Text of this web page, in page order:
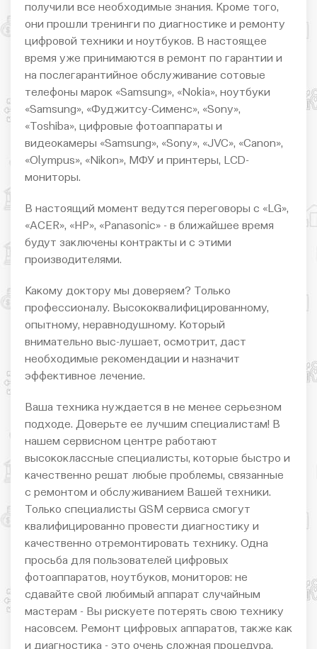
получили все необходимые знания. Кроме того,
они прошли тренинги по диагностике и ремонту
цифровой техники и ноутбуков. В настоящее
время уже принимаются в ремонт по гарантии и
на послегарантийное обслуживание сотовые
телефоны марок «Samsung», «Nokia», ноутбуки
«Samsung», «Фуджитсу-Сименс», «Sony»,
«Toshiba», цифровые фотоаппараты и
видеокамеры «Samsung», «Sony», «JVC», «Canon»,
«Olympus», «Nikon», МФУ и принтеры, LCD-
мониторы.
В настоящий момент ведутся переговоры с «LG»,
«ACER», «HP», «Panasonic» - в ближайшее время
будут заключены контракты и с этими
производителями.
Какому доктору мы доверяем? Только
профессионалу. Высококвалифицированному,
опытному, неравнодушному. Который
внимательно выс-лушает, осмотрит, даст
необходимые рекомендации и назначит
эффективное лечение.
Ваша техника нуждается в не менее серьезном
подходе. Доверьте ее лучшим специалистам! В
нашем сервисном центре работают
высококлассные специалисты, которые быстро и
качественно решат любые проблемы, связанные
с ремонтом и обслуживанием Вашей техники.
Только специалисты GSM сервиса смогут
квалифицированно провести диагностику и
качественно отремонтировать технику. Одна
просьба для пользователей цифровых
фотоаппаратов, ноутбуков, мониторов: не
сдавайте свой любимый аппарат случайным
мастерам - Вы рискуете потерять свою технику
насовсем. Ремонт цифровых аппаратов, также как
и диагностика - это очень сложная процедура,